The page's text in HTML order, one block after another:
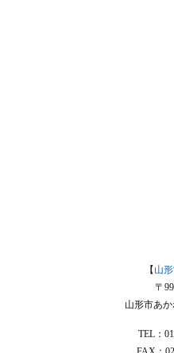
【山
〒
山形市あ
TEL：